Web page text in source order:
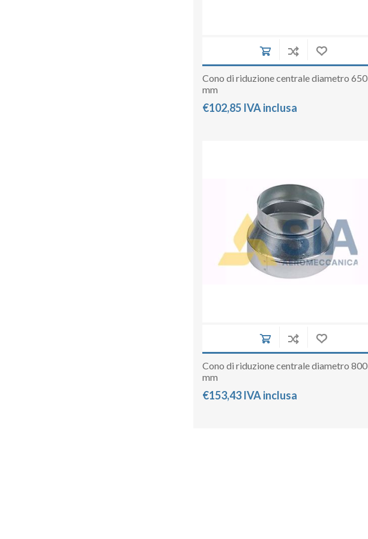
Cono di riduzione centrale diametro 650
mm
€102,85 IVA inclusa
Cono di riduzione centrale diametro 800
mm
€153,43 IVA inclusa